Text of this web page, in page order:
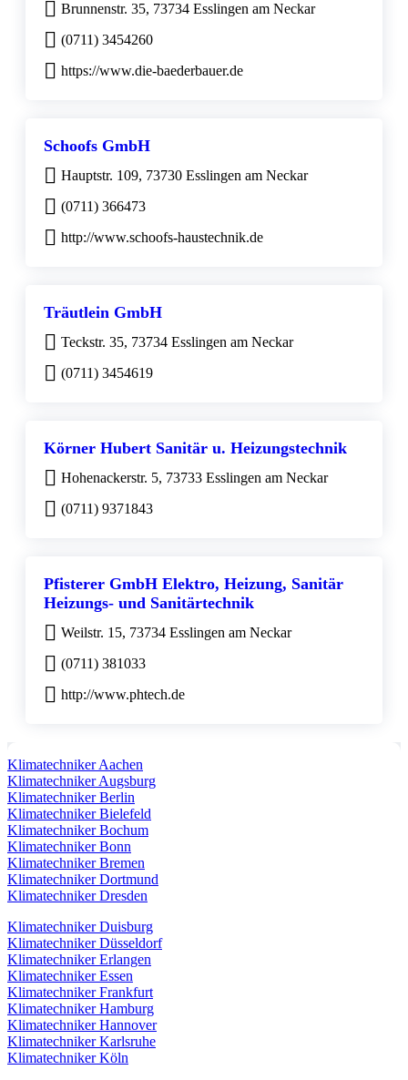
Brunnenstr. 35, 73734 Esslingen am Neckar
(0711) 3454260
https://www.die-baederbauer.de
Schoofs GmbH
Hauptstr. 109, 73730 Esslingen am Neckar
(0711) 366473
http://www.schoofs-haustechnik.de
Träutlein GmbH
Teckstr. 35, 73734 Esslingen am Neckar
(0711) 3454619
Körner Hubert Sanitär u. Heizungstechnik
Hohenackerstr. 5, 73733 Esslingen am Neckar
(0711) 9371843
Pfisterer GmbH Elektro, Heizung, Sanitär
Heizungs- und Sanitärtechnik
Weilstr. 15, 73734 Esslingen am Neckar
(0711) 381033
http://www.phtech.de
Klimatechniker Aachen
Klimatechniker Augsburg
Klimatechniker Berlin
Klimatechniker Bielefeld
Klimatechniker Bochum
Klimatechniker Bonn
Klimatechniker Bremen
Klimatechniker Dortmund
Klimatechniker Dresden
Klimatechniker Duisburg
Klimatechniker Düsseldorf
Klimatechniker Erlangen
Klimatechniker Essen
Klimatechniker Frankfurt
Klimatechniker Hamburg
Klimatechniker Hannover
Klimatechniker Karlsruhe
Klimatechniker Köln